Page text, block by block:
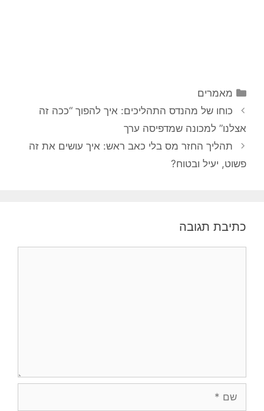
מאמרים
כוחו של מהנדס התהליכים: איך להפוך “ככה זה
אצלנו” למכונה שמדפיסה ערך
תהליך החזר מס בלי כאב ראש: איך עושים את זה
פשוט, יעיל ובטוח?
כתיבת תגובה